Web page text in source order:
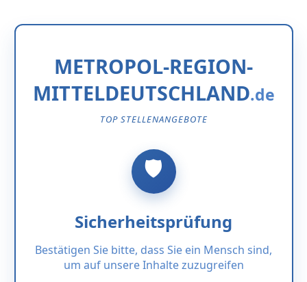
METROPOL-REGION-
MITTELDEUTSCHLAND
TOP STELLENANGEBOTE
Sicherheitsprüfung
Bestätigen Sie bitte, dass Sie ein Mensch sind,
um auf unsere Inhalte zuzugreifen